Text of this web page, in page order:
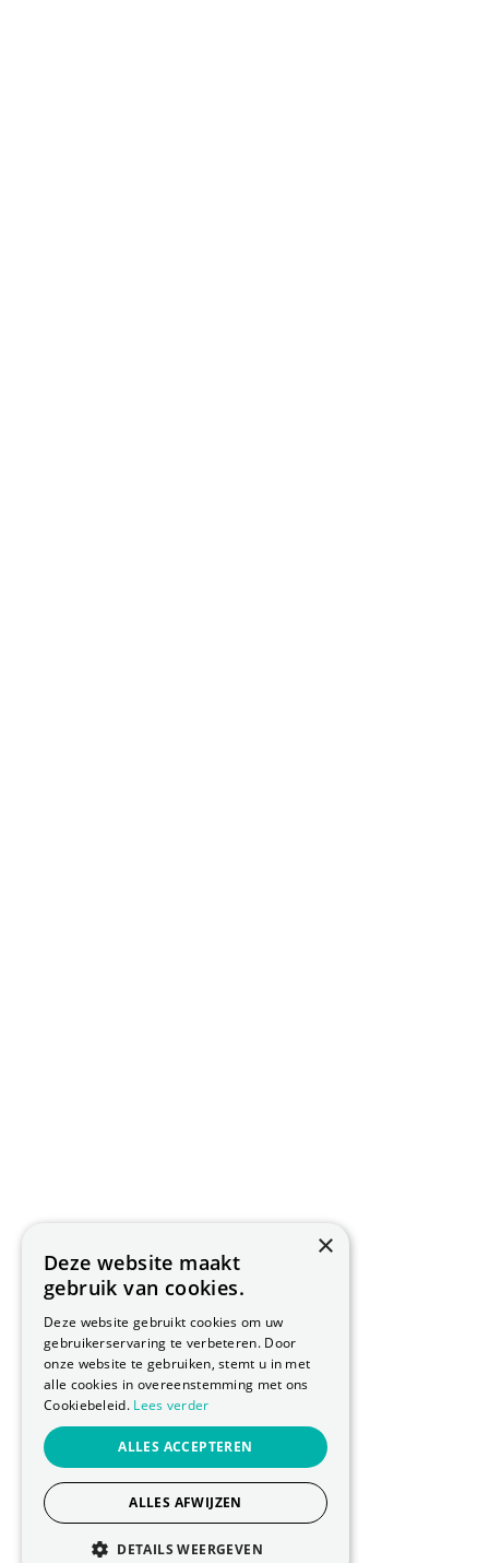
×
Deze website maakt
gebruik van cookies.
Deze website gebruikt cookies om uw
gebruikerservaring te verbeteren. Door
onze website te gebruiken, stemt u in met
alle cookies in overeenstemming met ons
Cookiebeleid. Lees verder
ALLES ACCEPTEREN
ALLES AFWIJZEN
DETAILS WEERGEVEN